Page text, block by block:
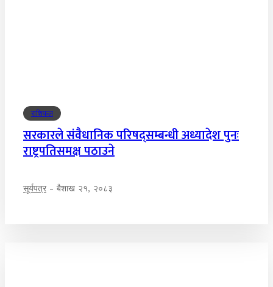
राशिफल
सरकारले संवैधानिक परिषद्सम्बन्धी अध्यादेश पुनः
राष्ट्रपतिसमक्ष पठाउने
सूर्यपत्र - बैशाख २१, २०८३